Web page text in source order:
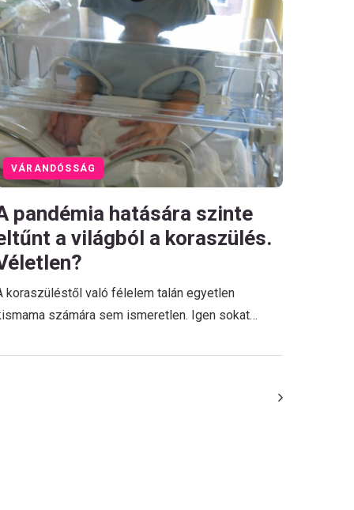
VÁRANDÓSSÁG
pandémia hatására szinte
a világból a koraszülés.
koraszüléstől való félelem talán egyetlen
számára sem ismeretlen. Igen sokat…